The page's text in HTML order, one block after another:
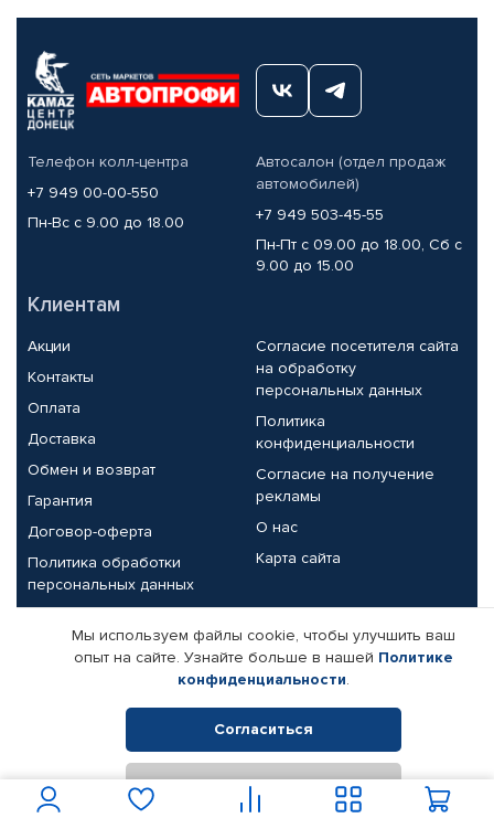
Телефон колл-центра
+7 949 00-00-550
Пн-Вс с 9.00 до 18.00
Автосалон (отдел продаж
автомобилей)
+7 949 503-45-55
Пн-Пт с 09.00 до 18.00, Сб с
9.00 до 15.00
Клиентам
Акции
Контакты
Оплата
Доставка
Обмен и возврат
Гарантия
Договор-оферта
Политика обработки
персональных данных
Согласие посетителя сайта
на обработку
персональных данных
Политика
конфиденциальности
Согласие на получение
рекламы
О нас
Карта сайта
Партнерам
Корпоративным клиентам
Поставщикам
Реквизиты компании
© КАМАЗ ЦЕНТР ДОНЕЦК, 2015-2026. Все права защищены.
Интернет-магазин автомобильных товаров Автопрофи.
Мы используем файлы cookie, чтобы улучшить ваш
опыт на сайте. Узнайте больше в нашей Политике
конфиденциальности.
Согласиться
Отклонить